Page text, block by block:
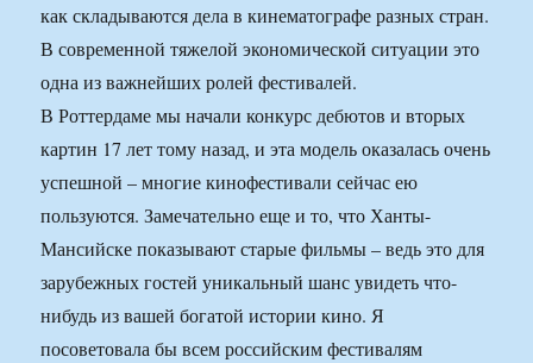
как складываются дела в кинематографе разных стран.
В современной тяжелой экономической ситуации это
одна из важнейших ролей фестивалей.
В Роттердаме мы начали конкурс дебютов и вторых
картин 17 лет тому назад, и эта модель оказалась очень
успешной – многие кинофестивали сейчас ею
пользуются. Замечательно еще и то, что Ханты-
Мансийске показывают старые фильмы – ведь это для
зарубежных гостей уникальный шанс увидеть что-
нибудь из вашей богатой истории кино. Я
посоветовала бы всем российским фестивалям